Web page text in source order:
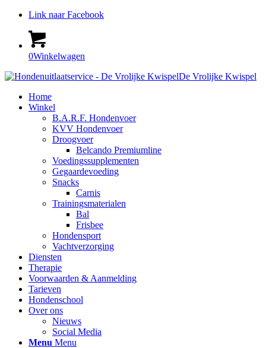
Link naar Facebook
0Winkelwagen
De Vrolijke Kwispel
Home
Winkel
B.A.R.F. Hondenvoer
KVV Hondenvoer
Droogvoer
Belcando Premiumline
Voedingssupplementen
Gegaardevoeding
Snacks
Carnis
Trainingsmaterialen
Bal
Frisbee
Hondensport
Vachtverzorging
Diensten
Therapie
Voorwaarden & Aanmelding
Tarieven
Hondenschool
Over ons
Nieuws
Social Media
Menu Menu